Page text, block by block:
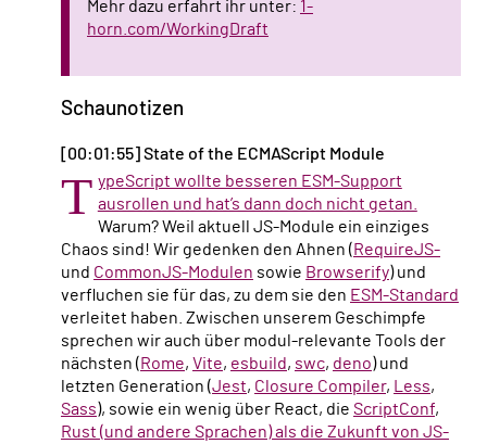
Mehr dazu erfahrt ihr unter: 1-
horn.com/WorkingDraft
Schaunotizen
[00:01:55] State of the ECMAScript Module
T ypeScript wollte besseren ESM-Support
ausrollen und hat’s dann doch nicht getan.
Warum? Weil aktuell JS-Module ein einziges
Chaos sind! Wir gedenken den Ahnen (RequireJS-
und CommonJS-Modulen sowie Browserify) und
verfluchen sie für das, zu dem sie den ESM-Standard
verleitet haben. Zwischen unserem Geschimpfe
sprechen wir auch über modul-relevante Tools der
nächsten (Rome, Vite, esbuild, swc, deno) und
letzten Generation (Jest, Closure Compiler, Less,
Sass), sowie ein wenig über React, die ScriptConf,
Rust (und andere Sprachen) als die Zukunft von JS-